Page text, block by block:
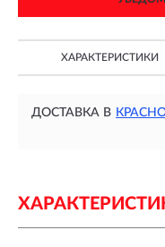
ХАРАКТЕРИСТИКИ
ДОСТАВКА В